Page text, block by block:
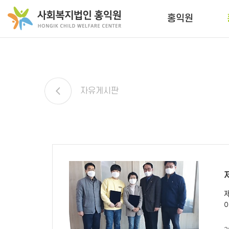
홍익원
자유게시판